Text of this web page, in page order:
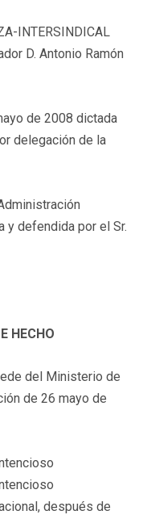
INTERSINDICAL
D. Antonio Ramón
de 2008 dictada
delegación de la
y defendida por el Sr.
HECHO
del Ministerio de
de 26 mayo de
después de